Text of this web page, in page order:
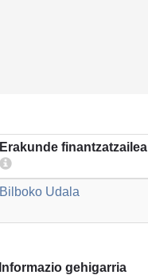
Erakunde finantzatzailea
Bilboko Udala
Informazio gehigarria